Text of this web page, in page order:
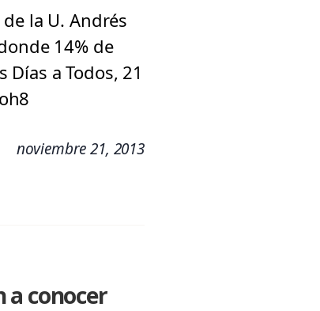
la U. Andrés
14% de
a Todos, 21
noviembre 21, 2013
a conocer